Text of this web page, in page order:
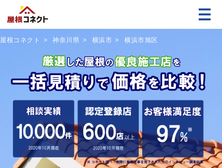
屋根コネクト 神奈川県 横浜市 横浜市旭区